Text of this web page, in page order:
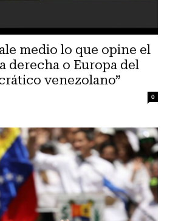
medio lo que opine el
derecha o Europa del
venezolano”
0